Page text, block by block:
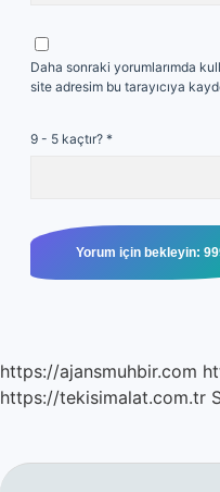
Daha sonraki yorumlarımda
site adresim bu tarayıcıya
9 - 5 kaçtır? *
https://ajansmuhbir.com
https://tekisimalat.com.tr